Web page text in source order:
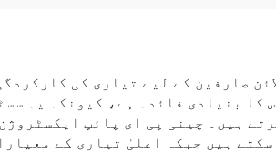
صارفین کے لیے تیاری کی
کا بنیادی فائدہ ہے، کیونکہ یہ
ہیں۔ چینی پی ای پائپ
سکتے ہیں جبکہ اعلیٰ تیاری کے